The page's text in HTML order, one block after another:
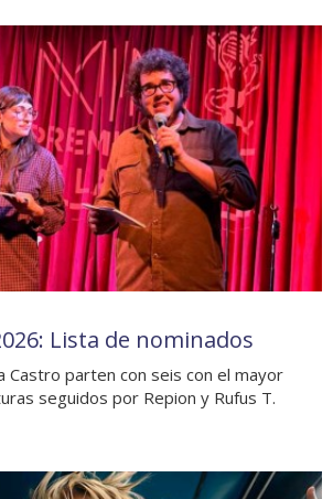
Lista de nominados
Castro parten con seis con el mayor
seguidos por Repion y Rufus T.